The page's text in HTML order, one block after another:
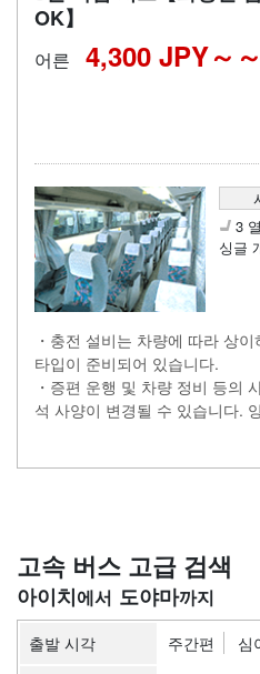
OK】
어른 4,300 JPY～
3 열
싱글
・충전 설비는 차량에 따라 상
타입이 준비되어 있습니다.
・증편 운행 및 차량 정비 등의
석 사양이 변경될 수 있습니다.
고속 버스 고급 검색
아이치 도야마
출발 시각 주간편
심